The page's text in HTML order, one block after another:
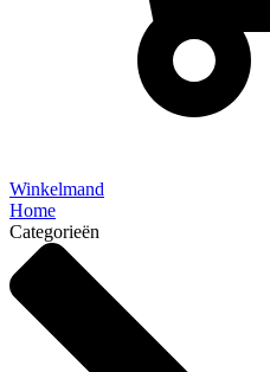
Winkelmand
Home
Categorieën